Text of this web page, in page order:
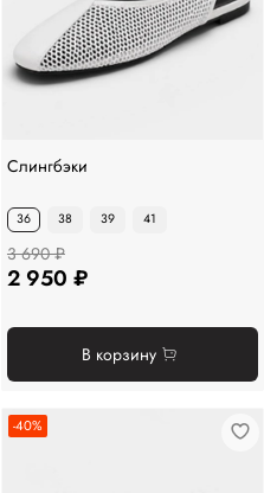
Слингбэки
36 38 39 41
3 690 ₽
2 950 ₽
В корзину
-40%